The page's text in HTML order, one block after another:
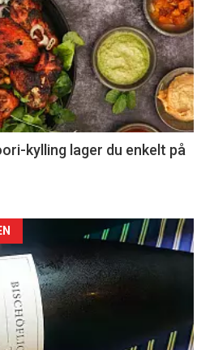
kylling lager du enkelt på